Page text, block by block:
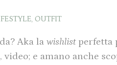
, OUTFIT
Aka la wishlist perfetta
e amano anche